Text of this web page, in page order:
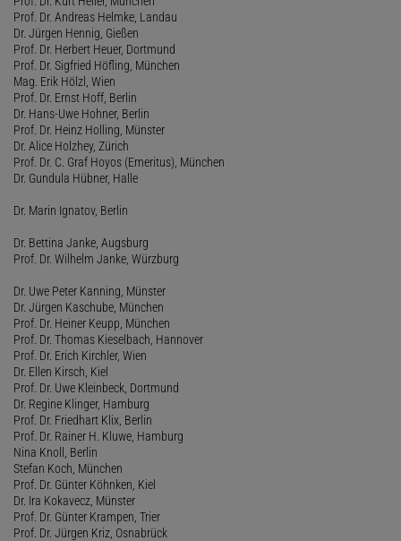
Prof. Dr. Andreas Helmke, Landau
Dr. Jürgen Hennig, Gießen
Prof. Dr. Herbert Heuer, Dortmund
Prof. Dr. Sigfried Höfling, München
Mag. Erik Hölzl, Wien
Prof. Dr. Ernst Hoff, Berlin
Dr. Hans-Uwe Hohner, Berlin
Prof. Dr. Heinz Holling, Münster
Dr. Alice Holzhey, Zürich
Prof. Dr. C. Graf Hoyos (Emeritus), München
Dr. Gundula Hübner, Halle
Dr. Marin Ignatov, Berlin
Dr. Bettina Janke, Augsburg
Prof. Dr. Wilhelm Janke, Würzburg
Dr. Uwe Peter Kanning, Münster
Dr. Jürgen Kaschube, München
Prof. Dr. Heiner Keupp, München
Prof. Dr. Thomas Kieselbach, Hannover
Prof. Dr. Erich Kirchler, Wien
Dr. Ellen Kirsch, Kiel
Prof. Dr. Uwe Kleinbeck, Dortmund
Dr. Regine Klinger, Hamburg
Prof. Dr. Friedhart Klix, Berlin
Prof. Dr. Rainer H. Kluwe, Hamburg
Nina Knoll, Berlin
Stefan Koch, München
Prof. Dr. Günter Köhnken, Kiel
Dr. Ira Kokavecz, Münster
Prof. Dr. Günter Krampen, Trier
Prof. Dr. Jürgen Kriz, Osnabrück